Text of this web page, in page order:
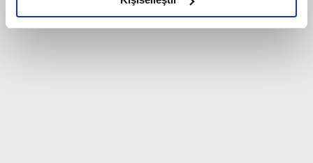
elimizden gelen çabayı gösterdiğimizi ve bu noktada,
reklamların maliyetlerimizi karşılamak noktasında tek gelir